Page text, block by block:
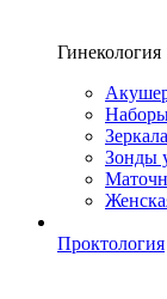
Гинекология
Зонды
Проктология